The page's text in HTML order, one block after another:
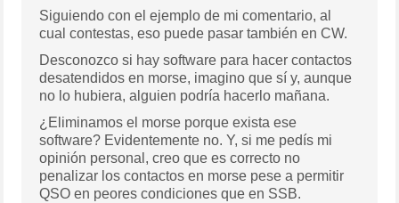
Siguiendo con el ejemplo de mi comentario, al
cual contestas, eso puede pasar también en CW.
Desconozco si hay software para hacer contactos
desatendidos en morse, imagino que sí y, aunque
no lo hubiera, alguien podría hacerlo mañana.
¿Eliminamos el morse porque exista ese
software? Evidentemente no. Y, si me pedís mi
opinión personal, creo que es correcto no
penalizar los contactos en morse pese a permitir
QSO en peores condiciones que en SSB.